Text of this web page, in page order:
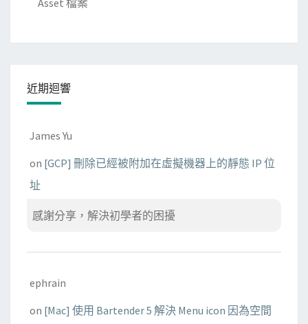
n
？
Asset 檔案
近期迴響
James Yu
on [GCP] 刪除已經被附加在虛擬機器上的靜態 IP 位
址
感謝分享，解決初學者的困擾
ephrain
on [Mac] 使用 Bartender 5 解決 Menu icon 因為空間